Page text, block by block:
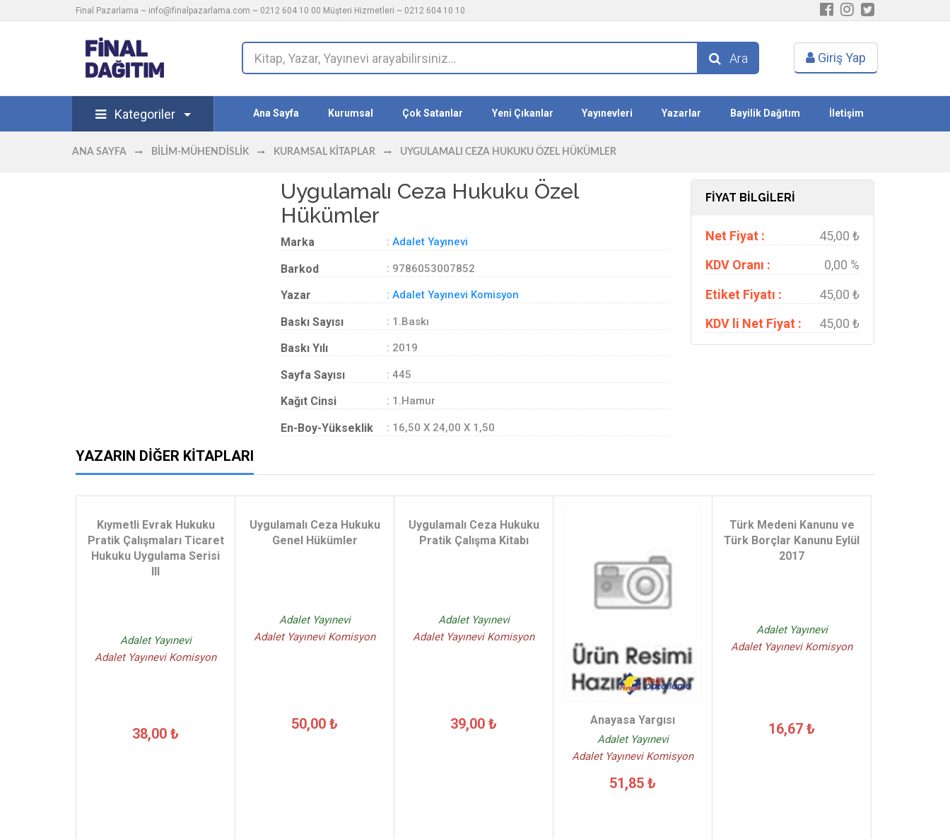
Final Pazarlama ~ info@finalpazarlama.com ~ 0212 604 10 00 Müşteri Hizmetleri ~ 0212 604 10 10
Ara Giriş Yap
Kategoriler Ana Sayfa Kurumsal Çok Satanlar Yeni Çıkanlar Yayınevleri Yazarlar Bayilik Dağıtım İletişim
ANA SAYFA BILIM-MÜHENDISLIK KURAMSAL KITAPLAR UYGULAMALI CEZA HUKUKU ÖZEL HÜKÜMLER
Uygulamalı Ceza Hukuku Özel
Hükümler
Marka : Adalet Yayınevi
Barkod : 9786053007852
Yazar : Adalet Yayınevi Komisyon
Baskı Sayısı : 1.Baskı
Baskı Yılı : 2019
Sayfa Sayısı : 445
Kağıt Cinsi : 1.Hamur
En-Boy-Yükseklik : 16,50 X 24,00 X 1,50
FİYAT BİLGİLERİ
Net Fiyat :
45,00 ₺
KDV Oranı :
0,00 %
Etiket Fiyatı :
45,00 ₺
KDV li Net Fiyat :
45,00 ₺
YAZARIN DIĞER KITAPLARI
Kıymetli Evrak Hukuku
Pratik Çalışmaları Ticaret
Hukuku Uygulama Serisi
III
Adalet Yayınevi
Adalet Yayınevi Komisyon
38,00 ₺
Uygulamalı Ceza Hukuku
Genel Hükümler
Adalet Yayınevi
Adalet Yayınevi Komisyon
50,00 ₺
Uygulamalı Ceza Hukuku
Pratik Çalışma Kitabı
Adalet Yayınevi
Adalet Yayınevi Komisyon
39,00 ₺ Anayasa Yargısı
Adalet Yayınevi
Adalet Yayınevi Komisyon
51,85 ₺
Türk Medeni Kanunu ve
Türk Borçlar Kanunu Eylül
2017
Adalet Yayınevi
Adalet Yayınevi Komisyon
16,67 ₺